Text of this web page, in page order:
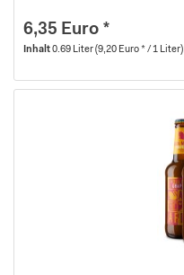
6,35 Euro *
Inhalt0.69 Liter(9,20 Euro * / 1 Liter)